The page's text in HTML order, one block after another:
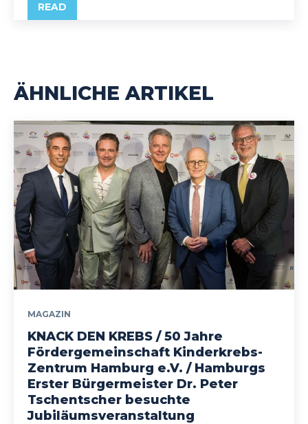
READ
ÄHNLICHE ARTIKEL
MAGAZIN
KNACK DEN KREBS / 50 Jahre
Fördergemeinschaft Kinderkrebs-
Zentrum Hamburg e.V. / Hamburgs
Erster Bürgermeister Dr. Peter
Tschentscher besuchte
Jubiläumsveranstaltung